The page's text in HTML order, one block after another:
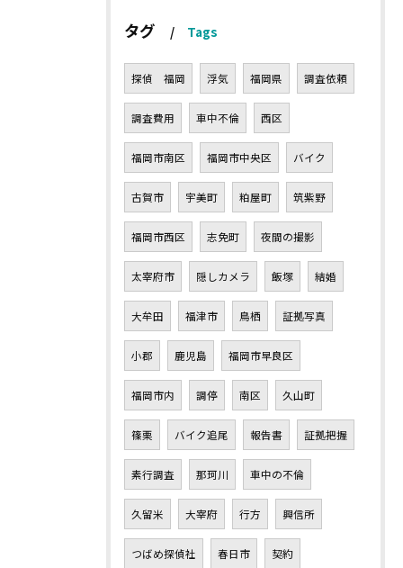
タグ Tags
探偵 福岡 浮気 福岡県 調査依頼
調査費用 車中不倫 西区
福岡市南区 福岡市中央区 バイク
古賀市 宇美町 粕屋町 筑紫野
福岡市西区 志免町 夜間の撮影
太宰府市 隠しカメラ 飯塚 結婚
大牟田 福津市 鳥栖 証拠写真
小郡 鹿児島 福岡市早良区
福岡市内 調停 南区 久山町
篠栗 バイク追尾 報告書 証拠把握
素行調査 那珂川 車中の不倫
久留米 大宰府 行方 興信所
つばめ探偵社 春日市 契約